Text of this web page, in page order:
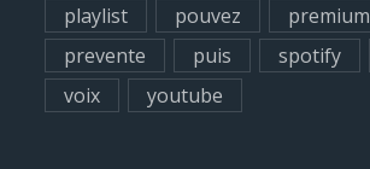
playlist
pouvez
premium
prevente
puis spotify
voix
youtube